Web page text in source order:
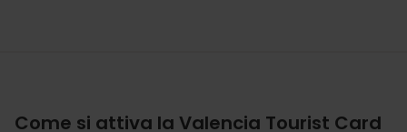
Come si attiva la Valencia Tourist Card